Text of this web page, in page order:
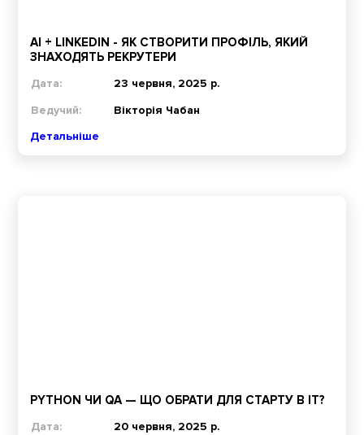
AI + LINKEDIN - ЯК СТВОРИТИ ПРОФІЛЬ, ЯКИЙ
ЗНАХОДЯТЬ РЕКРУТЕРИ
Дата:
23 червня, 2025 р.
Ведучий:
Вікторія Чабан
Детальніше
PYTHON ЧИ QA — ЩО ОБРАТИ ДЛЯ СТАРТУ В ІТ?
Дата:
20 червня, 2025 р.